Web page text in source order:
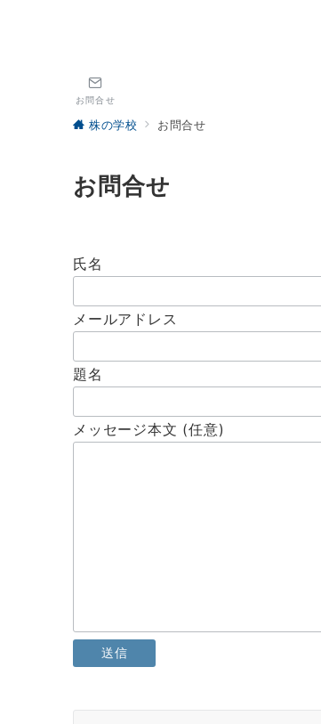
お問合せ
株の学校 お問合せ
お問合せ
氏名
メールアドレス
題名
メッセージ本文 (任意)